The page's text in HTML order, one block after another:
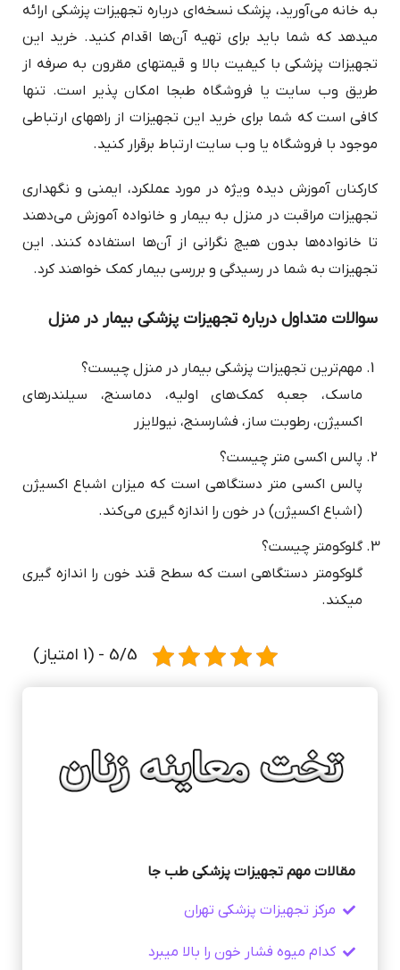
به خانه می‌آورید، پزشک نسخه‌ای درباره تجهیزات پزشکی ارائه
می‎دهد که شما باید برای تهیه آن‌ها اقدام کنید. خرید این
تجهیزات پزشکی با کیفیت بالا و قیمت‎های مقرون به صرفه از
طریق وب سایت یا فروشگاه طبجا امکان پذیر است. تنها
کافی است که شما برای خرید این تجهیزات از راه‎های ارتباطی
موجود با فروشگاه یا وب سایت ارتباط برقرار کنید.
کارکنان آموزش دیده ویژه در مورد عملکرد، ایمنی و نگهداری
تجهیزات مراقبت در منزل به بیمار و خانواده آموزش می‌دهند
تا خانواده‌ها بدون هیچ نگرانی از آن‌ها استفاده کنند. این
تجهیزات به شما در رسیدگی و بررسی بیمار کمک خواهند کرد.
سوالات متداول درباره تجهیزات پزشکی بیمار در منزل
مهم‌ترین تجهیزات پزشکی بیمار در منزل چیست؟
ماسک، جعبه کمک‌های اولیه، دماسنج، سیلندرهای
اکسیژن، رطوبت ساز، فشارسنج، نیولایزر
پالس اکسی متر چیست؟
پالس اکسی متر دستگاهی است که میزان اشباع اکسیژن
(اشباع اکسیژن) در خون را اندازه گیری می‌کند.
گلوکومتر چیست؟
گلوکومتر دستگاهی است که سطح قند خون را اندازه گیری
می‎کند.
5/5 - (1 امتیاز)
مقالات مهم تجهیزات پزشکی طب جا
مرکز تجهیزات پزشکی تهران
کدام میوه فشار خون را بالا میبرد